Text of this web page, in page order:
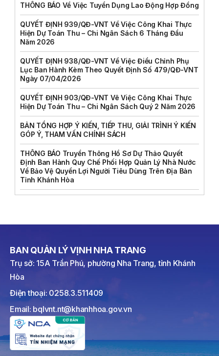
THÔNG BÁO Về Việc Tuyển Dụng Lao Động Hợp Đồng
QUYẾT ĐỊNH 939/QĐ-VNT Về Việc Công Khai Thực
Hiện Dự Toán Thu – Chi Ngân Sách 6 Tháng Đầu
Năm 2026
QUYẾT ĐỊNH 938/QĐ-VNT Về Việc Điều Chỉnh Phụ
Lục Ban Hành Kèm Theo Quyết Định Số 479/QĐ-VNT
Ngày 07/04/2026
QUYẾT ĐỊNH 903/QĐ-VNT Vê Việc Công Khai Thực
Hiện Dự Toán Thu – Chi Ngân Sách Quý 2 Năm 2026
BẢN TỔNG HỢP Ý KIẾN, TIẾP THU, GIẢI TRÌNH Ý KIẾN
GÓP Ý, THAM VẤN CHÍNH SÁCH
THÔNG BÁO Truyền Thông Hồ Sơ Dự Thảo Quyết
Định Ban Hành Quy Chế Phối Hợp Quản Lý Nhà Nước
Về Bảo Vệ Quyền Lợi Người Tiêu Dùng Trên Địa Bàn
Tỉnh Khánh Hòa
BAN QUẢN LÝ VỊNH NHA TRANG
Trụ sở: 15A Trần Phú, phường Nha Trang, tỉnh Khánh
Hòa
Điện thoại: 0258.3.511409
Email: bqlvnt.nt@khanhhoa.gov.vn